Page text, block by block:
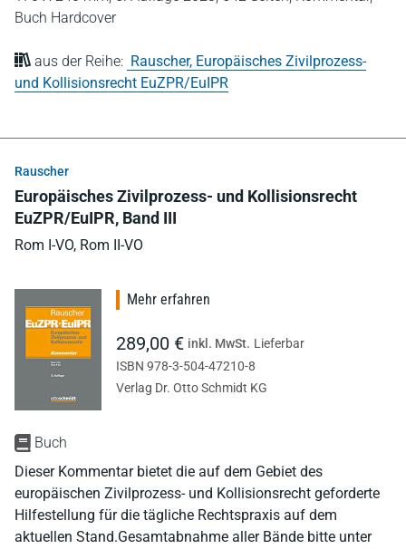
Buch Hardcover
aus der Reihe: Rauscher, Europäisches Zivilprozess-
und Kollisionsrecht EuZPR/EuIPR
Rauscher
Europäisches Zivilprozess- und Kollisionsrecht
EuZPR/EuIPR, Band III
Rom I-VO, Rom II-VO
Buch
Dieser Kommentar bietet die auf dem Gebiet des
europäischen Zivilprozess- und Kollisionsrecht geforderte
Hilfestellung für die tägliche Rechtspraxis auf dem
aktuellen Stand.Gesamtabnahme aller Bände bitte unter
Mehr erfahren
289,00 € inkl. MwSt. Lieferbar
ISBN 978-3-504-47210-8
Verlag Dr. Otto Schmidt KG